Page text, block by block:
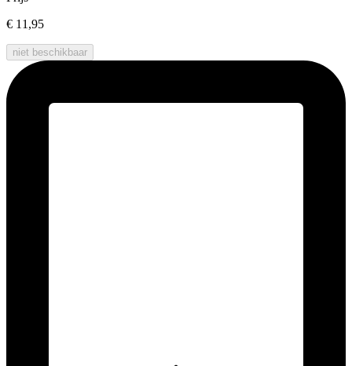
€ 11,95
niet beschikbaar